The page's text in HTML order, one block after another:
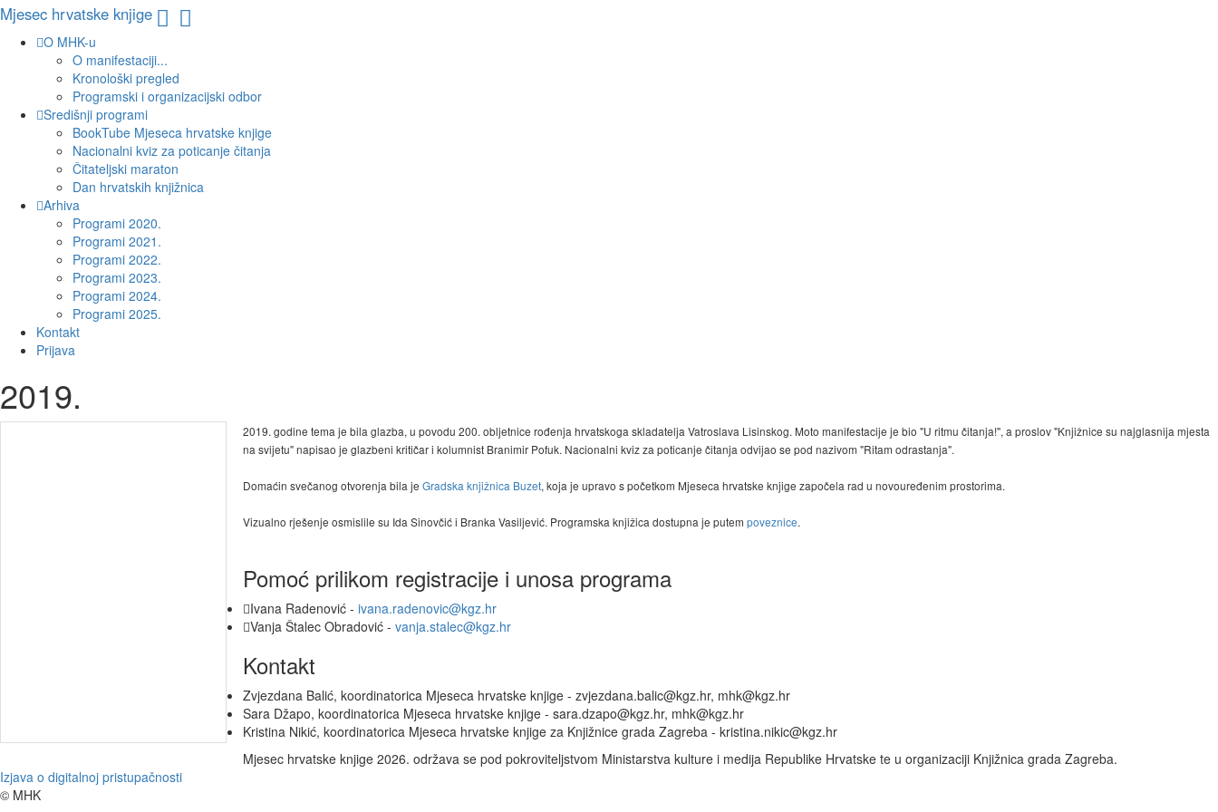
Mjesec hrvatske knjige
O MHK-u
O manifestaciji...
Kronološki pregled
Programski i organizacijski odbor
Središnji programi
BookTube Mjeseca hrvatske knjige
Nacionalni kviz za poticanje čitanja
Čitateljski maraton
Dan hrvatskih knjižnica
Arhiva
Programi 2020.
Programi 2021.
Programi 2022.
Programi 2023.
Programi 2024.
Programi 2025.
Kontakt
Prijava
2019.
2019. godine tema je bila glazba, u povodu 200. obljetnice rođenja hrvatskoga skladatelja Vatroslava Lisinskog. Moto manifestacije je bio "U ritmu čitanja!", a proslov "Knjižnice su najglasnija mjesta
na svijetu" napisao je glazbeni kritičar i kolumnist Branimir Pofuk. Nacionalni kviz za poticanje čitanja odvijao se pod nazivom "Ritam odrastanja".
Domaćin svečanog otvorenja bila je Gradska knjižnica Buzet, koja je upravo s početkom Mjeseca hrvatske knjige započela rad u novouređenim prostorima.
Vizualno rješenje osmislile su Ida Sinovčić i Branka Vasiljević. Programska knjižica dostupna je putem poveznice.
Pomoć prilikom registracije i unosa programa
Ivana Radenović - ivana.radenovic@kgz.hr
Vanja Štalec Obradović - vanja.stalec@kgz.hr
Kontakt
Zvjezdana Balić, koordinatorica Mjeseca hrvatske knjige - zvjezdana.balic@kgz.hr, mhk@kgz.hr
Sara Džapo, koordinatorica Mjeseca hrvatske knjige - sara.dzapo@kgz.hr, mhk@kgz.hr
Kristina Nikić, koordinatorica Mjeseca hrvatske knjige za Knjižnice grada Zagreba - kristina.nikic@kgz.hr
Mjesec hrvatske knjige 2026. održava se pod pokroviteljstvom Ministarstva kulture i medija Republike Hrvatske te u organizaciji Knjižnica grada Zagreba.
Izjava o digitalnoj pristupačnosti
© MHK